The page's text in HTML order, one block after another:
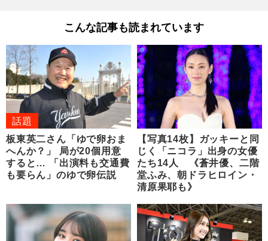
こんな記事も読まれています
話題
板東英二さん「ゆで卵おま
へんか？」 局が20個用意
すると… 「出演料も交通費
も要らん」のゆで卵伝説
【写真14枚】ガッキーと同
じく「ニコラ」出身の女優
たち14人 《蒼井優、二階
堂ふみ、朝ドラヒロイン・
清原果耶も》